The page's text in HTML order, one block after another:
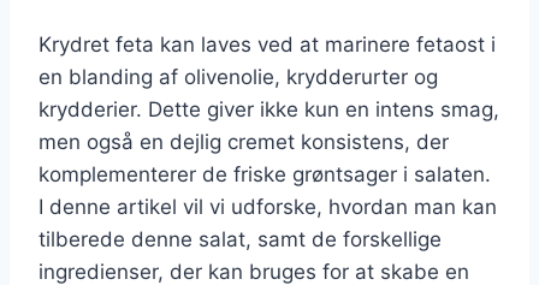
Krydret feta kan laves ved at marinere fetaost i
en blanding af olivenolie, krydderurter og
krydderier. Dette giver ikke kun en intens smag,
men også en dejlig cremet konsistens, der
komplementerer de friske grøntsager i salaten.
I denne artikel vil vi udforske, hvordan man kan
tilberede denne salat, samt de forskellige
ingredienser, der kan bruges for at skabe en